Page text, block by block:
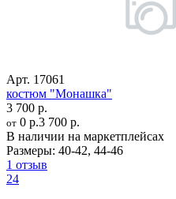
Арт. 17061
костюм "Монашка"
3 700 р.
от 0 р.3 700 р.
В наличии на маркетплейсах
Размеры: 40-42, 44-46
1 отзыв
24